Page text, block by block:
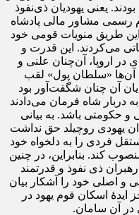
یعنی یهودیان ذی‌نفوذ
رسمی مشاور مالی پادشاه
این طریق منویات قومی خود
می‌کردند. این قدرت و
در اوایل قرن ۱۹ میلادی در اروپا، آن‌چنان علنی و
آن‌ها «سلطان پول» لقب
آن چنان شگفت‌آور بود
دربار شاه فرمان می‌دادند
و حکومتی باشد. به بیانی
یهودی روچیلد حق نداشت
فردی را به دلخواه خود
کند. بنابراین، در چنین
ذی نفوذ و قدرتمند
و اصلی خود را آشکار بیان
ایدۀ اسکان قوم یهود در
در آن سامان.